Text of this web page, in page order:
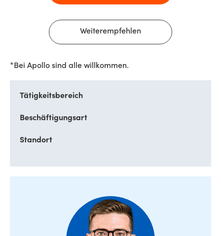
Weiterempfehlen
*Bei Apollo sind alle willkommen.
Tätigkeitsbereich
Beschäftigungsart
Standort